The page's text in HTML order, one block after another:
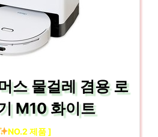
스 물걸레 겸용 로
M10 화이트
NO.2 제품 ]